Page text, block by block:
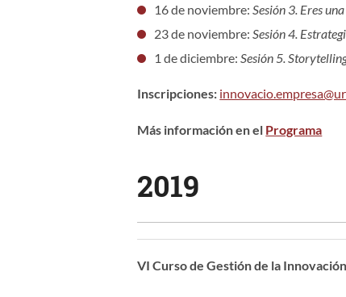
16 de noviembre: Sesión 3. Eres
23 de noviembre: Sesión 4.
1 de diciembre: Sesión 5.
Inscripciones:
Más información en el Programa
2019
VI Curso de Gestión de la Innovación